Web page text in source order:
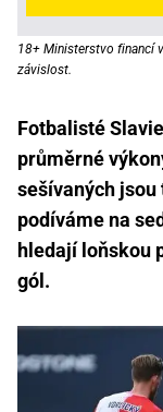
18+ Ministerstvo financí
závislost.
Fotbalisté
průměrné
sešívaných
podíváme na
hledají loňskou
gól.